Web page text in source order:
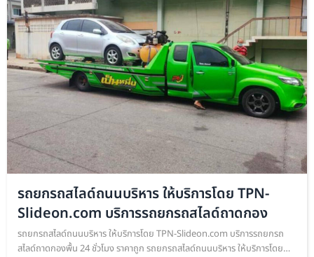
รถยกรถสไลด์ถนนบริหาร ให้บริการโดย TPN-
Slideon.com บริการรถยกรถสไลด์ถาดกอง
รถยกรถสไลด์ถนนบริหาร ให้บริการโดย TPN-Slideon.com บริการรถยกรถ
สไลด์ถาดกองพื้น 24 ชั่วโมง ราคาถูก รถยกรถสไลด์ถนนบริหาร ให้บริการโดย